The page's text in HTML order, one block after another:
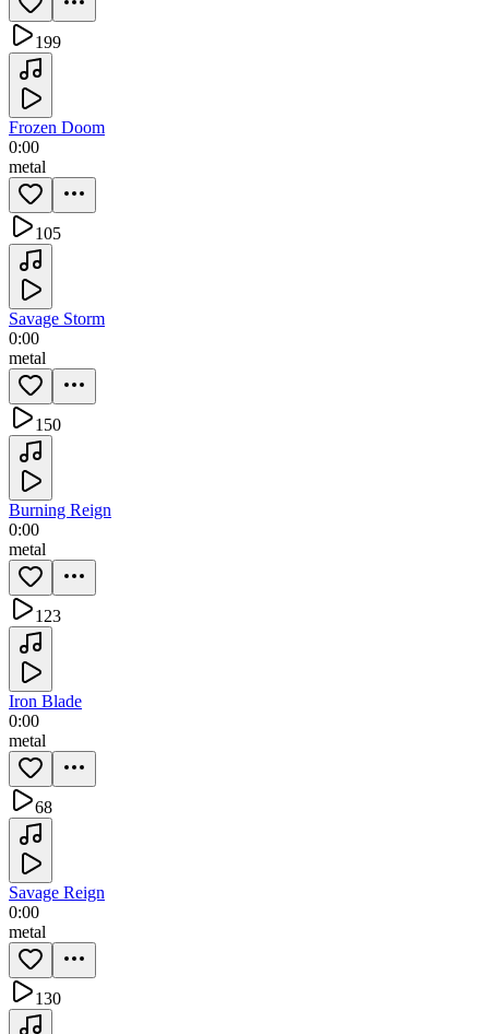
199
Frozen Doom
0:00
metal
105
Savage Storm
0:00
metal
150
Burning Reign
0:00
metal
123
Iron Blade
0:00
metal
68
Savage Reign
0:00
metal
130